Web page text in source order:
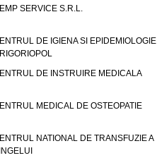
SERVICE S.R.L.
DE IGIENA SI EPIDEMIOLOGIE
DE INSTRUIRE MEDICALA
MEDICAL DE OSTEOPATIE
NATIONAL DE TRANSFUZIE A